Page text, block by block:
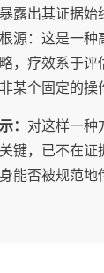
露出其证据始
源：这是一种
，疗效系于评
某个固定的操
： 对这样一种
键，已不在证
能否被规范地